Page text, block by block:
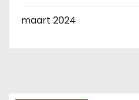
maart 2024